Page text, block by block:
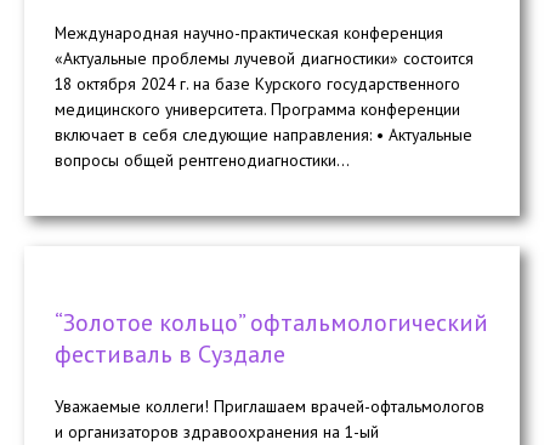
Международная научно-практическая конференция
«Актуальные проблемы лучевой диагностики» состоится
18 октября 2024 г. на базе Курского государственного
медицинского университета. Программа конференции
включает в себя следующие направления: • Актуальные
вопросы общей рентгенодиагностики...
“Золотое кольцо” офтальмологический
фестиваль в Суздале
Уважаемые коллеги! Приглашаем врачей-офтальмологов
и организаторов здравоохранения на 1-ый